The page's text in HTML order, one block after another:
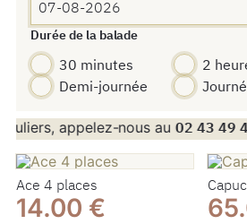
Durée de la balade
30 minutes
2
Demi-journée
appelez-nous au 02 43 49
Ace 4 places
14.00 €